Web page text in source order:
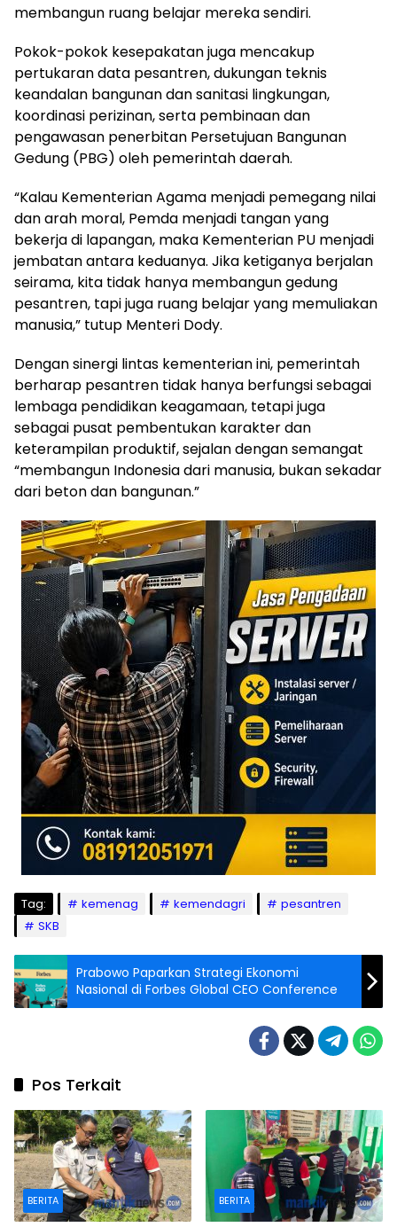
membangun ruang belajar mereka sendiri.
Pokok-pokok kesepakatan juga mencakup
pertukaran data pesantren, dukungan teknis
keandalan bangunan dan sanitasi lingkungan,
koordinasi perizinan, serta pembinaan dan
pengawasan penerbitan Persetujuan Bangunan
Gedung (PBG) oleh pemerintah daerah.
“Kalau Kementerian Agama menjadi pemegang nilai
dan arah moral, Pemda menjadi tangan yang
bekerja di lapangan, maka Kementerian PU menjadi
jembatan antara keduanya. Jika ketiganya berjalan
seirama, kita tidak hanya membangun gedung
pesantren, tapi juga ruang belajar yang memuliakan
manusia,” tutup Menteri Dody.
Dengan sinergi lintas kementerian ini, pemerintah
berharap pesantren tidak hanya berfungsi sebagai
lembaga pendidikan keagamaan, tetapi juga
sebagai pusat pembentukan karakter dan
keterampilan produktif, sejalan dengan semangat
“membangun Indonesia dari manusia, bukan sekadar
dari beton dan bangunan.”
Tag: kemenag kemendagri
pesantren
SKB
Prabowo Paparkan Strategi Ekonomi
Nasional di Forbes Global CEO Conference
Pos Terkait
BERITA BERITA